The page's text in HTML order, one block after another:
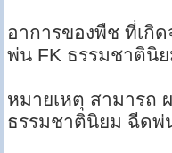
อาการของพืช ที่เกิ
พ่น FK ธรรมชาตินิ
หมายเหตุ สามารถ
ธรรมชาตินิยม ฉีดพ่